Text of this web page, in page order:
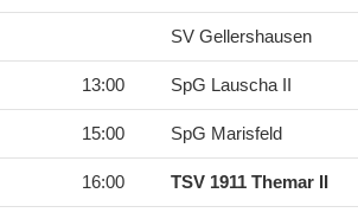
SV Gellershausen
13:00 SpG Lauscha II
15:00 SpG Marisfeld
16:00 TSV 1911 Themar II